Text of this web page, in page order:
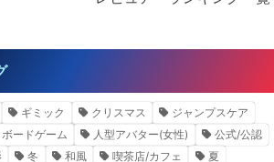
ギミック クリスマス
ジャンプスケア
ボードゲーム 人型アバター(女性)
公式/公認
冬 和風 喫茶店/カフェ
夏